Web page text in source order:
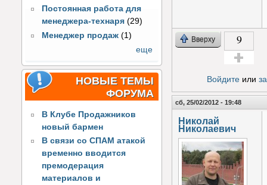
Постоянная работа для
менеджера-технаря (29)
Менеджер продаж (1)
еще
НОВЫЕ ТЕМЫ
ФОРУМА
В Клубе Продажников
новый бармен
В связи со СПАМ атакой
временно вводится
премодерация
материалов и
Вверху 9
Войдитеили
сб, 25/02/2012 - 19:48
Николай
Николаевич